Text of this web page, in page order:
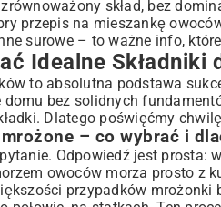
skład, bez
przepis na mieszankę
surowe – to ważne info,
Idealne Składniki
to absolutna podstawa
domu bez solidnych
Dlatego poświęćmy
– co wybrać i
Odpowiedź jest prosta:
owoców morza prosto z
przypadków